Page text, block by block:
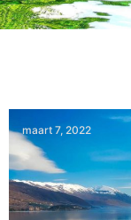
maart 7, 2022